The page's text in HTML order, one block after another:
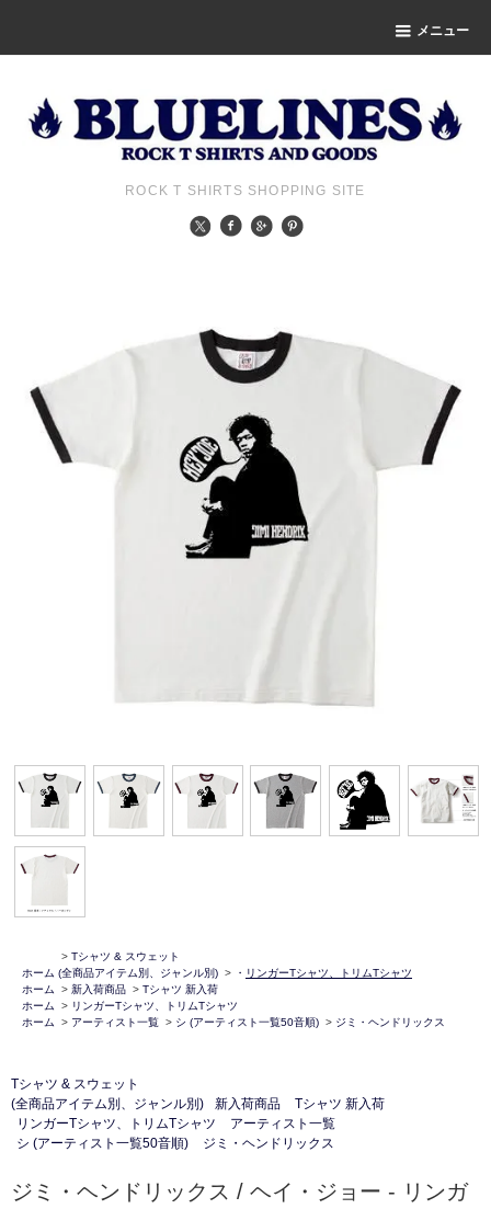
メニュー
ROCK T SHIRTS SHOPPING SITE
ホーム
> Tシャツ & スウェット
(全商品アイテム別、ジャンル別) > ・ リンガーTシャツ、トリムTシャツ
ホーム
> 新入荷商品 > Tシャツ 新入荷
ホーム
> リンガーTシャツ、トリムTシャツ
ホーム
> アーティスト一覧 > シ (アーティスト一覧50音順) > ジミ・ヘンドリックス
Tシャツ & スウェット
(全商品アイテム別、ジャンル別)
新入荷商品
Tシャツ 新入荷
リンガーTシャツ、トリムTシャツ
アーティスト一覧
シ (アーティスト一覧50音順)
ジミ・ヘンドリックス
ジミ・ヘンドリックス / ヘイ・ジョー - リンガ